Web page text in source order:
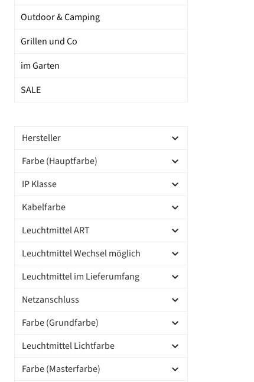
Outdoor & Camping
Grillen und Co
im Garten
SALE
Hersteller
Farbe (Hauptfarbe)
IP Klasse
Kabelfarbe
Leuchtmittel ART
Leuchtmittel Wechsel möglich
Leuchtmittel im Lieferumfang
Netzanschluss
Farbe (Grundfarbe)
Leuchtmittel Lichtfarbe
Farbe (Masterfarbe)